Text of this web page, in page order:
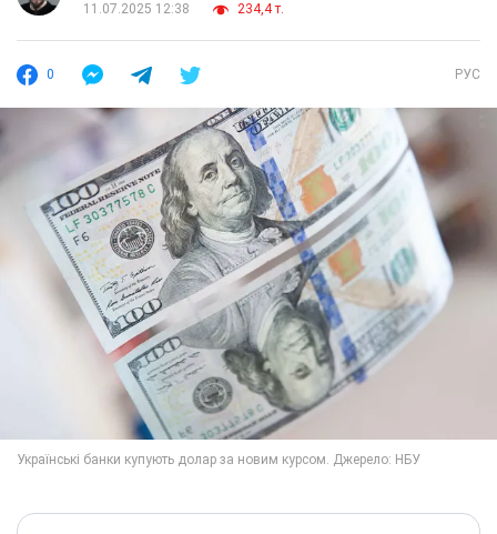
11.07.2025 12:38
234,4 т.
0 РУС